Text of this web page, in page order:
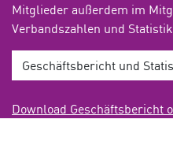
Mitglieder außerdem im
Verbandszahlen und
Geschäftsbericht und
Download Geschäftsbericht